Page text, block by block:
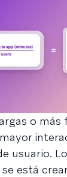
o
usuario.
está